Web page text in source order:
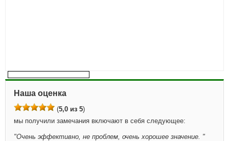
Наша оценка
(5,0 из 5)
мы получили замечания включают в себя следующее:
"Очень эффективно, не проблем, очень хорошее значение. "